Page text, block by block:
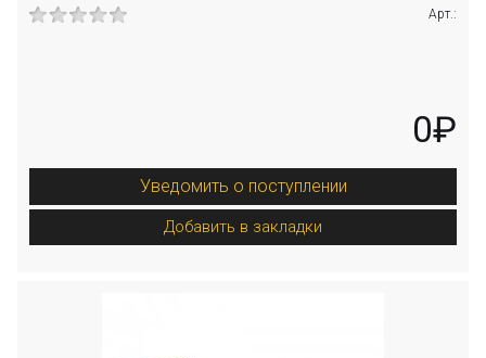
Арт.:
0₽
Уведомить о поступлении
Добавить в закладки